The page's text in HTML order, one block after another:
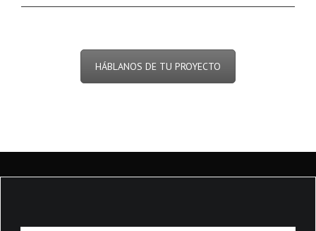
HÁBLANOS DE TU PROYECTO